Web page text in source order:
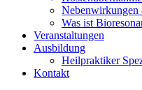
Nebenwirkungen
Was ist
Veranstaltungen
Ausbildung
Heilpraktiker
Kontakt